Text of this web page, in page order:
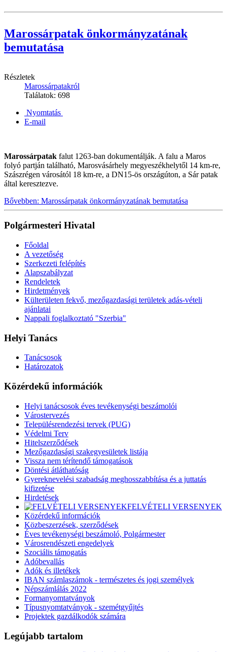
Marossárpatak önkormányzatának
bemutatása
Részletek
Marossárpatakról
Találatok: 698
Nyomtatás
E-mail
Marossárpatak falut 1263-ban dokumentálják. A falu a Maros
folyó partján található, Marosvásárhely megyeszékhelytől 14 km-re,
Szászrégen városától 18 km-re, a DN15-ös országúton, a Sár patak
által keresztezve.
Bővebben: Marossárpatak önkormányzatának bemutatása
Polgármesteri Hivatal
Főoldal
A vezetőség
Szerkezeti felépítés
Alapszabályzat
Rendeletek
Hirdetmények
Külterületen fekvő, mezőgazdasági területek adás-vételi
ajánlatai
Nappali foglalkoztató "Szerbia"
Helyi Tanács
Tanácsosok
Határozatok
Közérdekű információk
Helyi tanácsosok éves tevékenységi beszámolói
Várostervezés
Településrendezési tervek (PUG)
Védelmi Terv
Hitelszerződések
Mezőgazdasági szakegyesületek listája
Vissza nem térítendő támogatások
Döntési átláthatóság
Gyereknevelési szabadság meghosszabbítása és a juttatás
kifizetése
Hirdetések
FELVÉTELI VERSENYEK
Közérdekű információk
Közbeszerzések, szerződések
Éves tevékenységi beszámoló, Polgármester
Városrendészeti engedelyek
Szociális támogatás
Adóbevallás
Adók és illetékek
IBAN számlaszámok - természetes és jogi személyek
Népszámlálás 2022
Formanyomtatványok
Típusnyomtatványok - szemétgyűjtés
Projektek gazdálkodók számára
Legújabb tartalom